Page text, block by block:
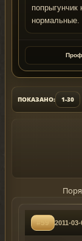
нормальные.
ПОКАЗАНО: 1-30
#59 2011-03-